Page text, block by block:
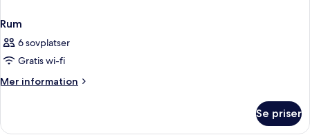
Rum
6 sovplatser
Gratis wi-fi
Mer information
Mer
Se priser